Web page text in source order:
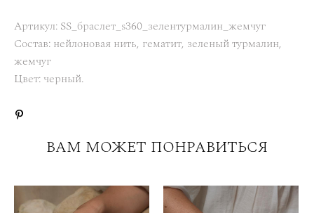
Артикул: SS_браслет_s360_зелентурмалин_жемчуг
Состав: нейлоновая нить, гематит, зеленый турмалин,
жемчуг
Цвет: черный.
ВАМ МОЖЕТ ПОНРАВИТЬСЯ